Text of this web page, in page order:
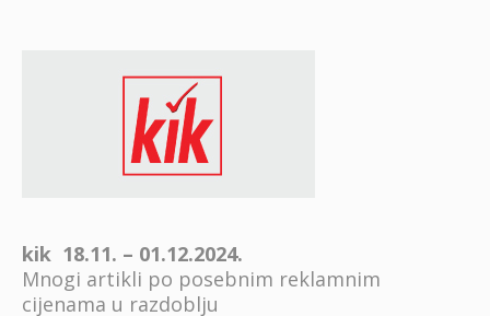
kik 18.11. – 01.12.2024.
Mnogi artikli po posebnim reklamnim
cijenama u razdoblju